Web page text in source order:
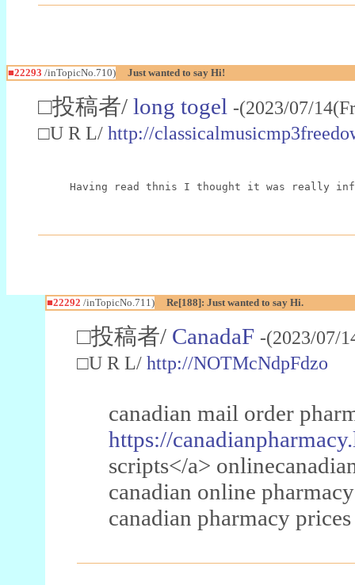
■22293 /inTopicNo.710) Just wanted to say Hi!
□投稿者/ long togel -(2023/07/
□U R L/ http://
Having read thnis I thought it was really
■22292 /inTopicNo.711) Re[188]: Just wanted to say Hi.
□投稿者/ CanadaF -(2023/07/
□U R L/ http://NOTMcNdpFdzo
canadian mail order
https://
scripts</a>
canadian online
canadian pharmacy prices